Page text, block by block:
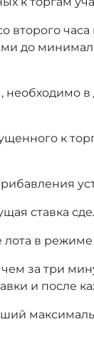
второго
до
необходимо
к
ставка
лота в
за три
и после